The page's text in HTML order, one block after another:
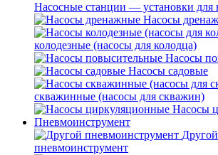
Насосные станции — установки для
Насосы
колодезные (насосы для колодца)
Насосы
Насосы садовые
скважинные (насосы для скважин)
Насосы
Пневмоинструмент
Другой
пневмоинструмент